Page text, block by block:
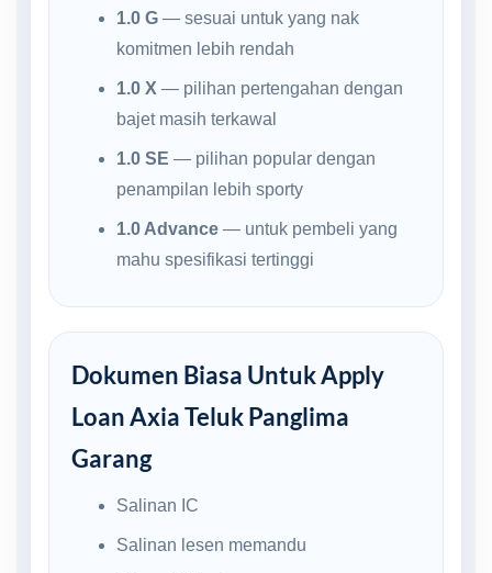
1.0 G— sesuai untuk yang nak
komitmen lebih rendah
1.0 X — pilihan pertengahan dengan
bajet masih terkawal
1.0 SE — pilihan popular dengan
penampilan lebih sporty
1.0 Advance— untuk pembeli yang
mahu spesifikasi tertinggi
Dokumen Biasa Untuk Apply
Loan Axia Teluk Panglima
Garang
Salinan IC
Salinan lesen memandu